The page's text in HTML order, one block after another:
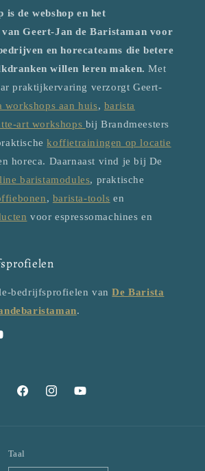
is de webshop en het
Geert-Jan de Baristaman voor
en horecateams die betere
willen leren maken. Met
praktijkervaring verzorgt Geert-
workshops aan huis, barista
art workshops bij Brandmeesters
koffietrainingen op locatie
horeca. Daarnaast vind je bij De
baristamodules, praktische
, barista-tools en
voor espressomachines en
bedrijfsprofielen vanDe Barista
.
FacebookInstagram
Taal